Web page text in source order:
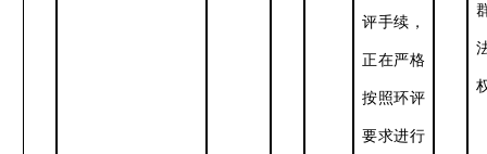
评手续，
正在严格
按照环评
要求进行